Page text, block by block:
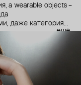
а wearable objects –
даже категориями
на тело). В
но всегда с
шипованные
стилисты,
Алексей
другие.
ещё